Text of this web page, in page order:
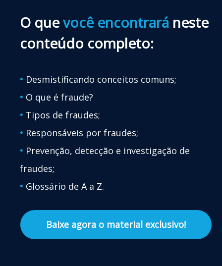
O quevocê encontrará neste
conteúdo completo:
• Desmistificando conceitos comuns;
• O que é fraude?
• Tipos de fraudes;
• Responsáveis por fraudes;
• Prevenção, detecção e investigação de
fraudes;
• Glossário de A a Z.
Baixe agora o material exclusivo!